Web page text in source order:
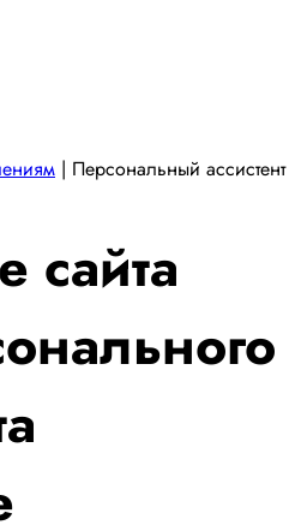
| Персональный ассистент
сайта